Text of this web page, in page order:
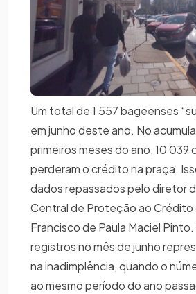
Um total de 1 557 bageenses
em junho deste ano. No
primeiros meses do ano, 10 039
perderam o crédito na praça.
dados repassados pelo diretor
Central de Proteção ao Crédito
Francisco de Paula Maciel
registros no mês de junho
na inadimplência, quando o
ao mesmo período do ano